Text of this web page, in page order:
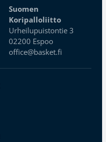
Suomen
Koripalloliitto
Urheilupuistontie 3
02200 Espoo
office@basket.fi